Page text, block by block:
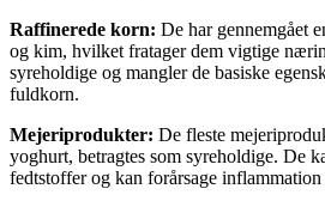
Raffinerede korn: De har gennemgået
og kim, hvilket fratager dem vigtige
syreholdige og mangler de basiske
fuldkorn.
Mejeriprodukter: De fleste
yoghurt, betragtes som syreholdige. De
fedtstoffer og kan forårsage inflammation